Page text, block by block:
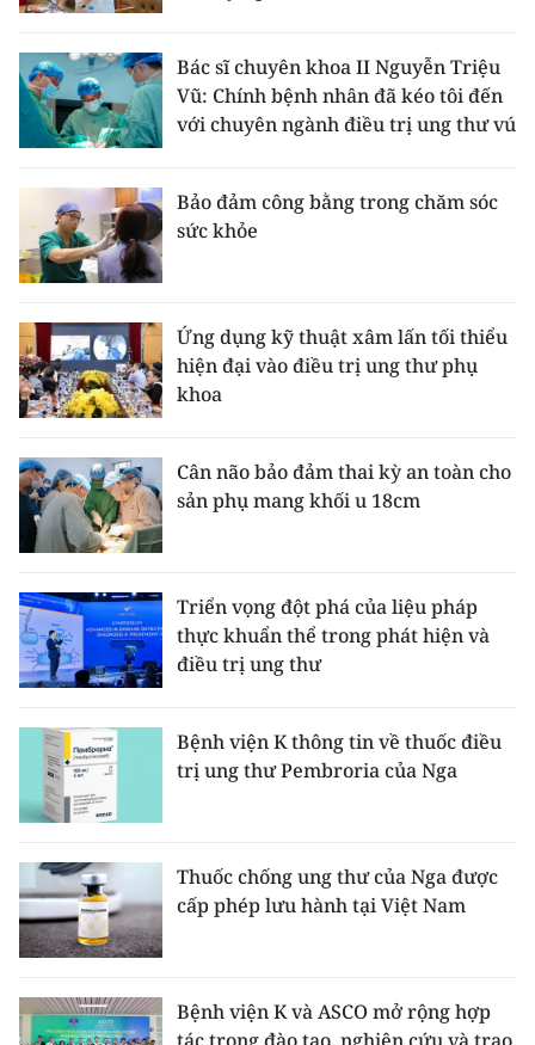
TIN ĐỊA PHƯƠNG
Trung du và miền núi phía Bắc
Đồng bằng sông Hồng
Bắc Trung Bộ
Nguyên
Đông Nam Bộ
Đồng bằng sông Cửu Long
Chuyên trang Hà Nội
Chuyên trang TP. Hồ Chí Minh
CHUYÊN ĐỀ
CÁC CHUYÊN TRANG
VỀ BÁO NHÂN DÂN
THỜI NAY
NHÂN DÂN HẰNG THÁNG
MUA BÁO
ĐỌC BÁO IN
Bác sĩ chuyên khoa II Nguyễn Triệu
Vũ: Chính bệnh nhân đã kéo tôi đến
với chuyên ngành điều trị ung thư vú
Bảo đảm công bằng trong chăm sóc
sức khỏe
Ứng dụng kỹ thuật xâm lấn tối thiểu
hiện đại vào điều trị ung thư phụ
khoa
Cân não bảo đảm thai kỳ an toàn cho
sản phụ mang khối u 18cm
Triển vọng đột phá của liệu pháp
thực khuẩn thể trong phát hiện và
điều trị ung thư
Bệnh viện K thông tin về thuốc điều
trị ung thư Pembroria của Nga
Thuốc chống ung thư của Nga được
cấp phép lưu hành tại Việt Nam
Bệnh viện K và ASCO mở rộng hợp